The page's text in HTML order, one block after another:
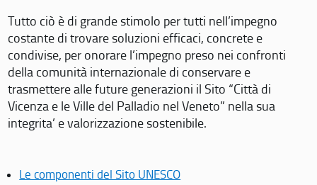
Tutto ciò è di grande stimolo per tutti nell’impegno
costante di trovare soluzioni efficaci, concrete e
condivise, per onorare l’impegno preso nei confronti
della comunità internazionale di conservare e
trasmettere alle future generazioni il Sito “Città di
Vicenza e le Ville del Palladio nel Veneto” nella sua
integrita’ e valorizzazione sostenibile.
Le componenti del Sito UNESCO